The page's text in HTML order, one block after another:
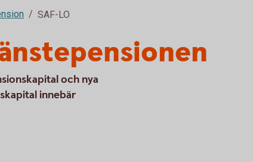
SAF-LO
och nya
innebär